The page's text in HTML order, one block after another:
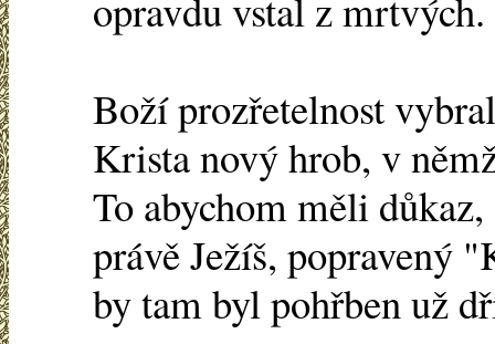
Boží prozřetelnost
Krista nový hrob, v
To abychom měli
právě Ježíš, popravený
by tam byl pohřben už